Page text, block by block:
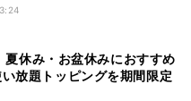
休み・お盆休みにおすすめ
放題トッピングを期間限定